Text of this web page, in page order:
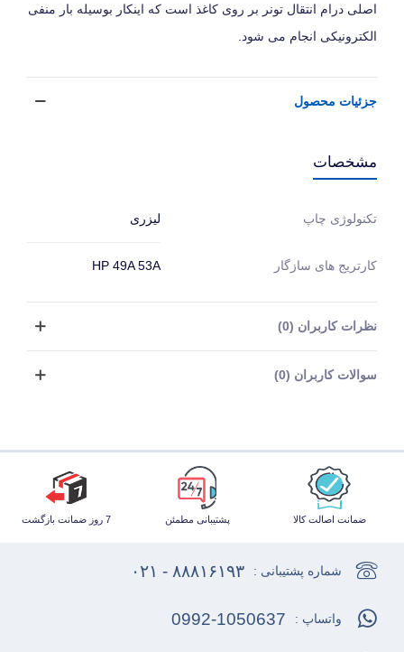
اصلی درام انتقال تونر بر روی کاغذ است که اینکار بوسیله بار منفی
الکترونیکی انجام می شود.
جزئیات محصول
مشخصات
تکنولوژی چاپ لیزری
کارتریج های سازگار HP 49A 53A
نظرات کاربران (0)
سوالات کاربران (0)
ضمانت اصالت کالا پشتیبانی مطمئن 7 روز ضمانت بازگشت
شماره پشتیبانی : ۸۸۸۱۶۱۹۳ - ۰۲۱
واتساپ : 0992-1050637